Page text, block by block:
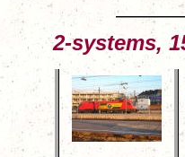
2-systems,